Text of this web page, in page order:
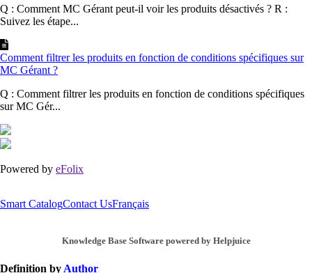
Q : Comment MC Gérant peut-il voir les produits désactivés ? R :
Suivez les étape...
Comment filtrer les produits en fonction de conditions spécifiques sur
MC Gérant ?
Q : Comment filtrer les produits en fonction de conditions spécifiques
sur MC Gér...
Powered by eFolix
Smart CatalogContact UsFrançais
Knowledge Base Software powered by Helpjuice
Definition by Author